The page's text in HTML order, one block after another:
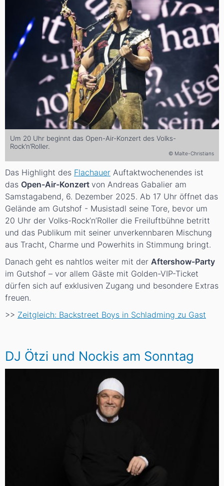
Um 20 Uhr beginnt das Open-Air-Konzert des Volks-
Rock’n’Roller.
© Malte-Christians
Das Highlight des Flachauer Auftaktwochenendes ist
das Open-Air-Konzert von Andreas Gabalier am
Samstagabend, 6. Dezember 2025. Ab 17 Uhr öffnet das
Gelände am Gutshof - Musistadl seine Tore, bevor um
20 Uhr der Volks-Rock’n’Roller die Freiluftbühne betritt
und das Publikum mit seiner unverkennbaren Mischung
aus Tracht, Charme und Powerhits in Stimmung bringt.
Danach geht es nahtlos weiter mit der Aftershow-Party
im Gutshof – vor allem Gäste mit Golden-VIP-Ticket
dürfen sich auf exklusiven Zugang und besondere Extras
freuen.
>> Zeitgleich: Backstreet Boys in Schladming zu Gast
DJ Ötzi und Nockis am Sonntag